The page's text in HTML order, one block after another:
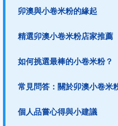
卯澳與小卷米粉的緣起
精選卯澳小卷米粉店家推薦
如何挑選最棒的小卷米粉？
常見問答：關於卯澳小卷米
個人品嘗心得與小建議